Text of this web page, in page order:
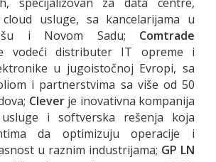
usluge, sa kancelarijama u
i Novom Sadu; Comtrade
vodeći distributer IT opreme i
u jugoistočnoj Evropi, sa
i partnerstvima sa više od 50
Cleverje inovativna kompanija
i softverska rešenja koja
da optimizuju operacije i
u raznim industrijama; GP LN